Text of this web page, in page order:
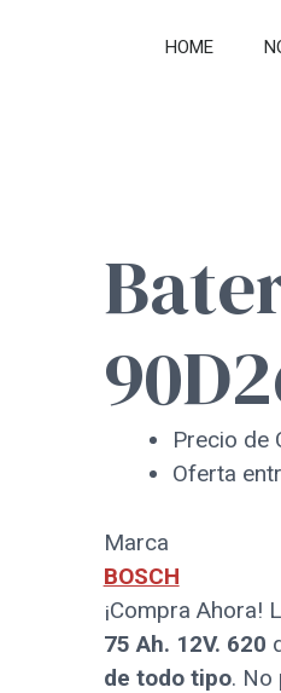
HOME
Precio de
Oferta
Marca
BOSCH
¡Compra Ahora!
75 Ah. 12V. 620
de todo tipo. No